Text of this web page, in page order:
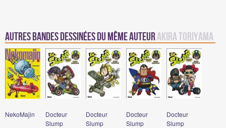
Autres Bandes Dessinées du même auteurAkira Toriyama
NekoMajin
Docteur
Slump
Docteur
Slump
Docteur
Slump
Docteur
Slump